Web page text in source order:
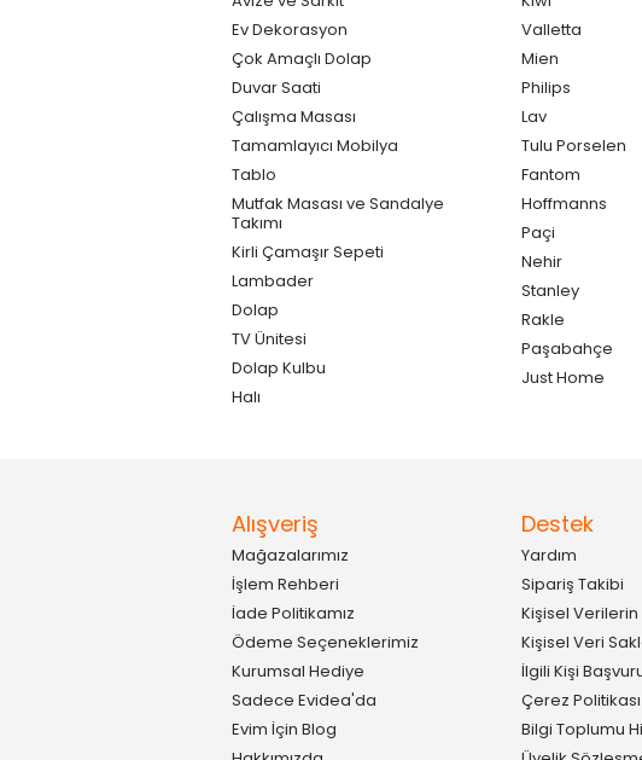
Ev Dekorasyon
Çok Amaçlı Dolap
Duvar Saati
Çalışma Masası
Tamamlayıcı Mobilya
Tablo
Mutfak Masası ve Sandalye
Takımı
Kirli Çamaşır Sepeti
Lambader
Dolap
TV Ünitesi
Dolap Kulbu
Halı
Valletta
Mien
Philips
Lav
Tulu Porselen
Fantom
Hoffmanns
Paçi
Nehir
Stanley
Rakle
Paşabahçe
Just Home
Alışveriş
Mağazalarımız
İşlem Rehberi
İade Politikamız
Ödeme Seçeneklerimiz
Kurumsal Hediye
Sadece Evidea'da
Evim İçin Blog
Destek
Yardım
Sipariş Takibi
Kişisel
Kişisel Veri
İlgili Kişi
Çerez Politikası
Bilgi Toplumu